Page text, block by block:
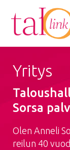
Yritys
Sorsa
Olen Anneli
reilun 40